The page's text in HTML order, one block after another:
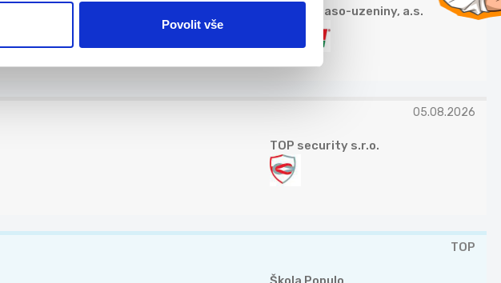
Povolit vše
ZEMAN maso-uzeniny, a.s.
05.08.2026
TOP security s.r.o.
TOP